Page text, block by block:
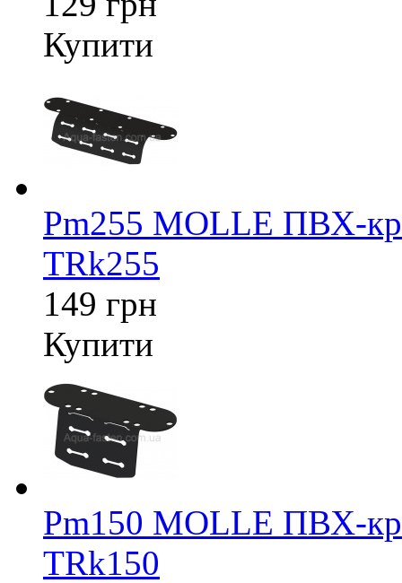
Купити
Pm255 MOLLE ПВХ-
TRk255
149 грн
Купити
Pm150 MOLLE ПВХ-
TRk150